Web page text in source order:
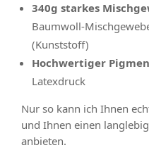
340g starkes
Baumwoll-
(Kunststoff)
Hochwertiger
Latexdruck
Nur so kann ich Ihnen
und Ihnen einen
anbieten.